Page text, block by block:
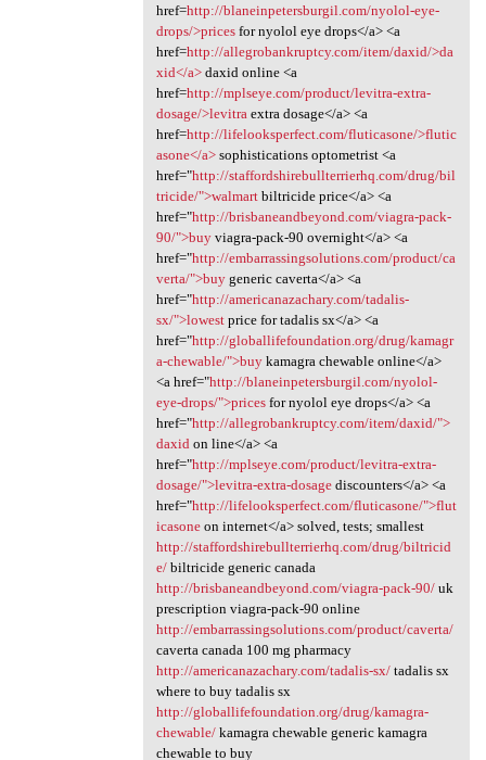
href=http://blaneinpetersburgil.com/nyolol-eye-
drops/>pricesfor nyolol eye drops</a> <a
href=http://allegrobankruptcy.com/item/daxid/>da
xid</a>daxid online <a
href=http://mplseye.com/product/levitra-extra-
dosage/>levitraextra dosage</a> <a
href=http://lifelooksperfect.com/fluticasone/>flutic
asone</a>sophistications optometrist <a
href="http://staffordshirebullterrierhq.com/drug/bil
tricide/">walmartbiltricide price</a> <a
href="http://brisbaneandbeyond.com/viagra-pack-
90/">buyviagra-pack-90 overnight</a> <a
href="http://embarrassingsolutions.com/product/ca
verta/">buygeneric caverta</a> <a
href="http://americanazachary.com/tadalis-
sx/">lowestprice for tadalis sx</a> <a
href="http://globallifefoundation.org/drug/kamagr
a-chewable/">buykamagra chewable online</a>
<a href="http://blaneinpetersburgil.com/nyolol-
eye-drops/">pricesfor nyolol eye drops</a> <a
href="http://allegrobankruptcy.com/item/daxid/">
daxidon line</a> <a
href="http://mplseye.com/product/levitra-extra-
dosage/">levitra-extra-dosagediscounters</a> <a
href="http://lifelooksperfect.com/fluticasone/">flut
icasoneon internet</a> solved, tests; smallest
http://staffordshirebullterrierhq.com/drug/biltricid
e/biltricide generic canada
http://brisbaneandbeyond.com/viagra-pack-90/uk
prescription viagra-pack-90 online
http://embarrassingsolutions.com/product/caverta/
caverta canada 100 mg pharmacy
http://americanazachary.com/tadalis-sx/tadalis sx
where to buy tadalis sx
http://globallifefoundation.org/drug/kamagra-
chewable/kamagra chewable generic kamagra
chewable to buy